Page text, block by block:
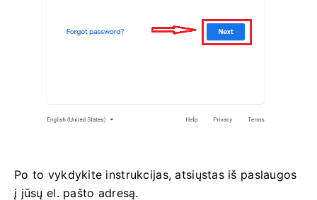
Po to vykdykite instrukcijas, atsiųstas iš paslaugos
į jūsų el. pašto adresą.